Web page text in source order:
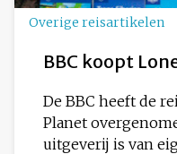
Overige reisartikelen
BBC koopt
De BBC heeft de
Planet
uitgeverij is van